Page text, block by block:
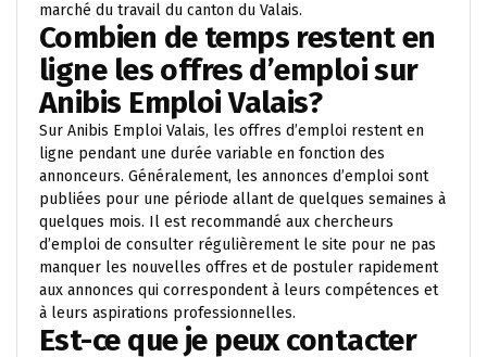
marché du travail du canton du Valais.
Combien de temps restent en
ligne les offres d’emploi sur
Anibis Emploi Valais?
Sur Anibis Emploi Valais, les offres d’emploi restent en
ligne pendant une durée variable en fonction des
annonceurs. Généralement, les annonces d’emploi sont
publiées pour une période allant de quelques semaines à
quelques mois. Il est recommandé aux chercheurs
d’emploi de consulter régulièrement le site pour ne pas
manquer les nouvelles offres et de postuler rapidement
aux annonces qui correspondent à leurs compétences et
à leurs aspirations professionnelles.
Est-ce que je peux contacter